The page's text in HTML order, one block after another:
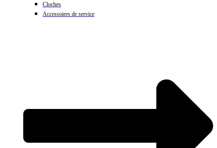
Cloches
Accessoires de service